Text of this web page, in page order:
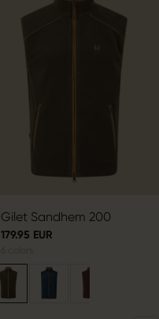
Gilet Sandhem 200
179.95 EUR